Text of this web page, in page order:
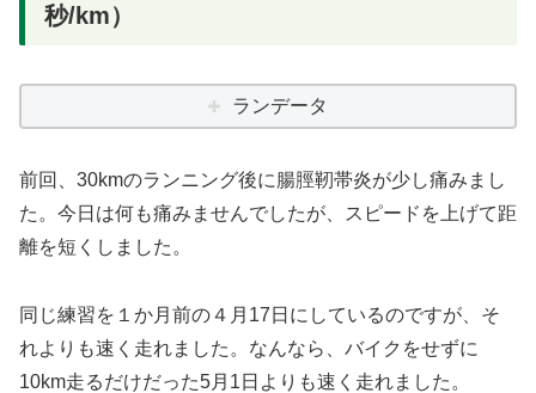
秒/km）
ランデータ
前回、30kmのランニング後に腸脛靭帯炎が少し痛みまし
た。今日は何も痛みませんでしたが、スピードを上げて距
離を短くしました。
同じ練習を１か月前の４月17日にしているのですが、そ
れよりも速く走れました。なんなら、バイクをせずに
10km走るだけだった5月1日よりも速く走れました。